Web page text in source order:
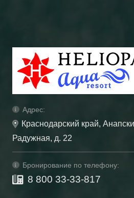
Адрес:
Краснодарский край,
Радужная, д. 22
Бронирование по телефону:
8 800 33-33-817